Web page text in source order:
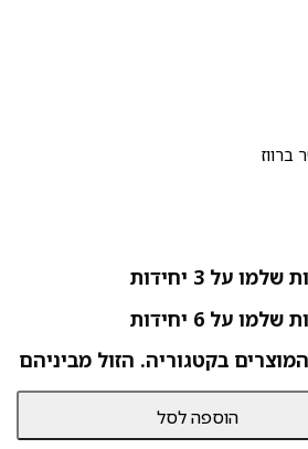
ברווז
המוצרים בקטגוריה. הזול מביניהם
הוספה לסל